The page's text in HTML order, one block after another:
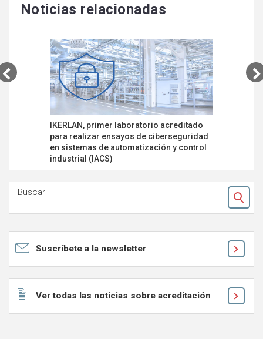
Noticias relacionadas
IKERLAN, primer laboratorio acreditado
para realizar ensayos de ciberseguridad
en sistemas de automatización y control
industrial (IACS)
Buscar
Ok
Suscríbete a la newsletter
Ver todas las noticias sobre acreditación